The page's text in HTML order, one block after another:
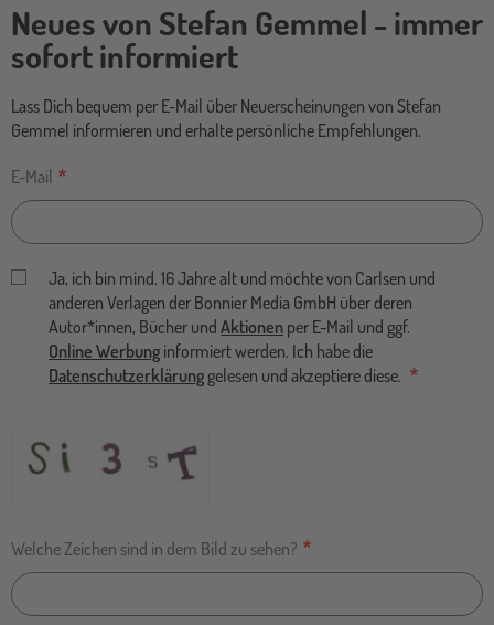
Neues von Stefan Gemmel - immer
sofort informiert
Lass Dich bequem per E-Mail über Neuerscheinungen von Stefan
Gemmel informieren und erhalte persönliche Empfehlungen.
E-Mail
Ja, ich bin mind. 16 Jahre alt und möchte von Carlsen und
anderen Verlagen der Bonnier Media GmbH über deren
Autor*innen, Bücher und Aktionen per E-Mail und ggf.
Online Werbung informiert werden. Ich habe die
Datenschutzerklärung gelesen und akzeptiere diese.
Welche Zeichen sind in dem Bild zu sehen?